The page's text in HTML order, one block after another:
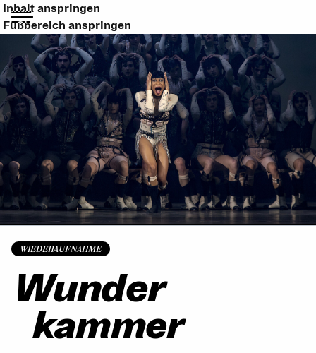
Inhalt anspringen
Fußbereich anspringen
WIEDERAUFNAHME
Wunder­
kammer